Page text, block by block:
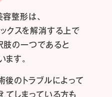
整形は、
クスを解消する上で
肢の一つであると
ます。
後のトラブルによって
てしまっている方も